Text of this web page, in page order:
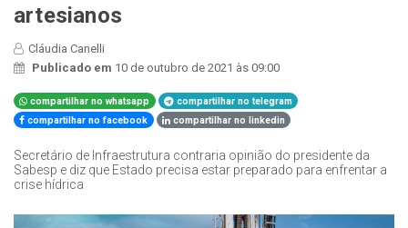
artesianos
Cláudia Canelli
Publicado em 10 de outubro de 2021 às 09:00
compartilhar no whatsapp
compartilhar no telegram
compartilhar no facebook
compartilhar no linkedin
Secretário de Infraestrutura contraria opinião do presidente da
Sabesp e diz que Estado precisa estar preparado para enfrentar a
crise hídrica